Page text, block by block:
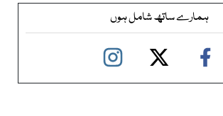
ہمارے ساتھ شامل ہوں